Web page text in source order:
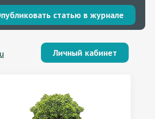
статью в журнале
Личный кабинет